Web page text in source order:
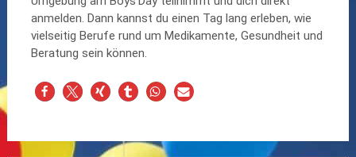
anmelden. Dann kannst du einen Tag lang erleben, wie
vielseitig Berufe rund um Medikamente, Gesundheit und
Beratung sein können.